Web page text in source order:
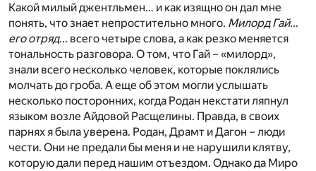
Какой милый джентльмен… и как изящно он дал мне
понять, что знает непростительно много. Милорд Гай…
его отряд… всего четыре слова, а как резко меняется
тональность разговора. О том, что Гай – «милорд»,
знали всего несколько человек, которые поклялись
молчать до гроба. А еще об этом могли услышать
несколько посторонних, когда Родан некстати ляпнул
языком возле Айдовой Расщелины. Правда, в своих
парнях я была уверена. Родан, Драмт и Дагон – люди
чести. Они не предали бы меня и не нарушили клятву,
которую дали перед нашим отъездом. Однако да Миро